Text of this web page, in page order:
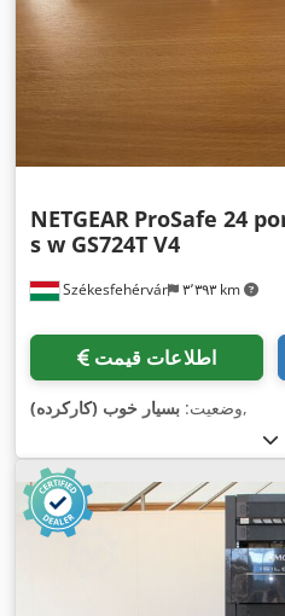
Székesfehérvár ۳٬۳۹۳ km
NETGEAR ProSafe 24
s w GS724T V4
اطلاعات قیمت
وضعیت: بسیار خوب (کارکرده) ,